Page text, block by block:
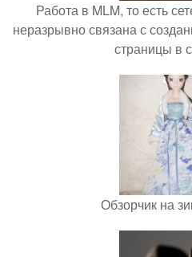
Работа в MLM, то есть
неразрывно связана с
страницы в
Обзорчик на